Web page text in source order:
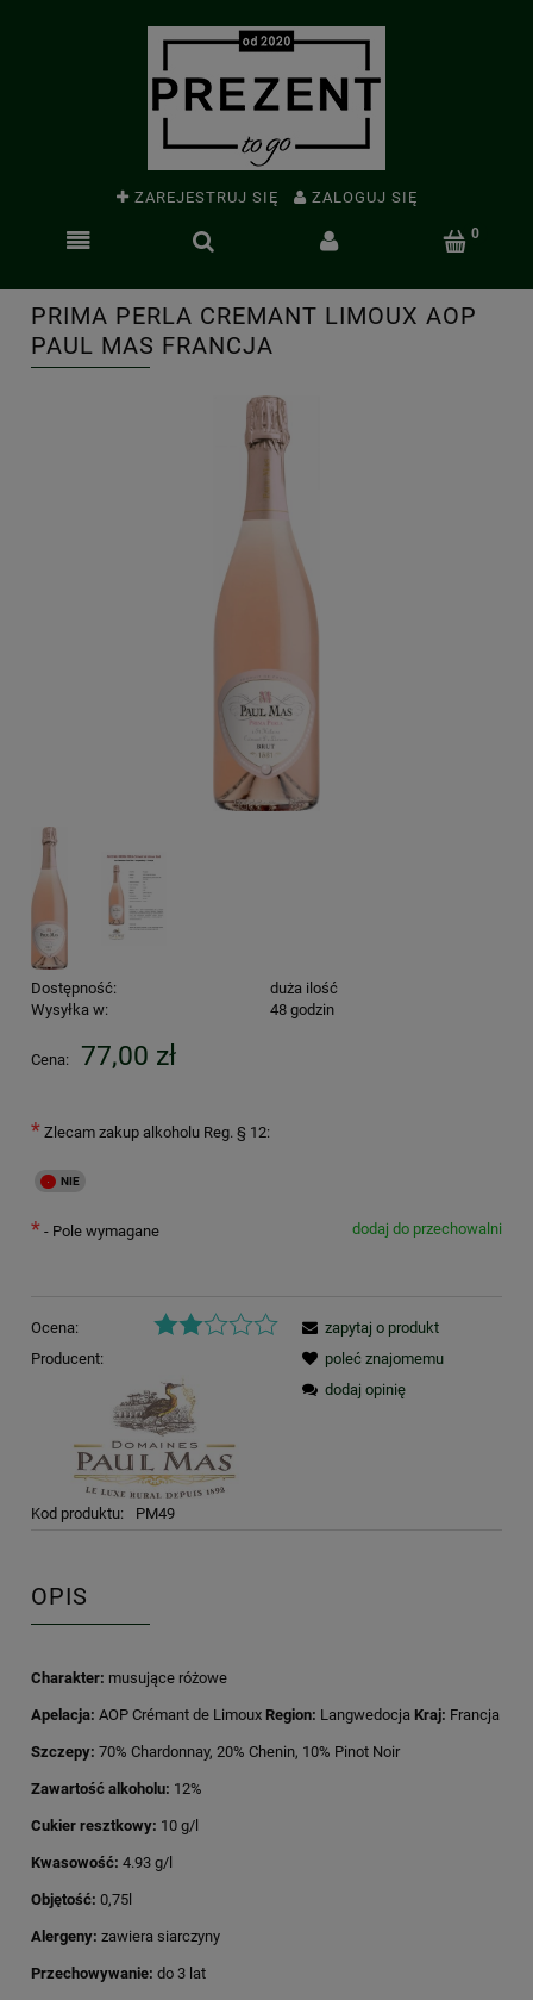
ZAREJESTRUJ SIĘ ZALOGUJ SIĘ
PRIMA PERLA CREMANT LIMOUX AOP
PAUL MAS FRANCJA
Dostępność:
duża ilość
Wysyłka w:
48 godzin
Cena: 77,00 zł
* Zlecam zakup alkoholu Reg. § 12:
dodaj do przechowalni
* - Pole wymagane
Ocena:
Producent:
Kod produktu: PM49
zapytaj o produkt
poleć znajomemu
dodaj opinię
OPIS
Charakter: musujące różowe
Apelacja: AOP Crémant de Limoux Region: Langwedocja Kraj: Francja
Szczepy: 70% Chardonnay, 20% Chenin, 10% Pinot Noir
Zawartość alkoholu: 12%
Cukier resztkowy: 10 g/l
Kwasowość: 4.93 g/l
Objętość: 0,75l
Alergeny: zawiera siarczyny
Przechowywanie: do 3 lat